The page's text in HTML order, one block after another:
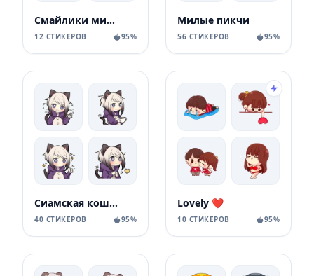
Смайлики милые
12 СТИКЕРОВ 95%
Милые пикчи
56 СТИКЕРОВ 95%
Сиамская кошечка
40 СТИКЕРОВ 95%
Lovely ❤
10 СТИКЕРОВ 95%